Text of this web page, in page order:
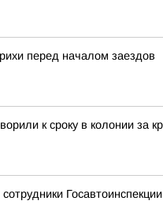
перед началом заездов
к сроку в колонии за